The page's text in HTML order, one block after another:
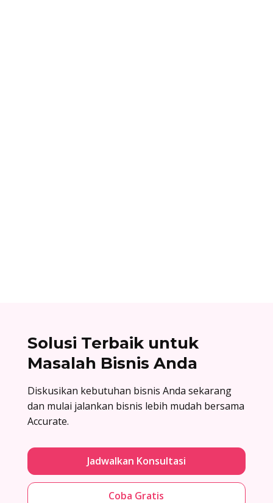
Solusi Terbaik untuk
Masalah Bisnis Anda
Diskusikan kebutuhan bisnis Anda sekarang
dan mulai jalankan bisnis lebih mudah bersama
Accurate.
Jadwalkan Konsultasi
Coba Gratis